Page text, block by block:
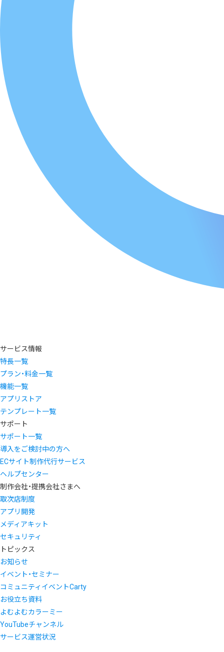
サービス情報
特長一覧
プラン・料金一覧
機能一覧
アプリストア
テンプレート一覧
サポート
サポート一覧
導入をご検討中の方へ
ECサイト制作代行サービス
ヘルプセンター
制作会社・提携会社さまへ
取次店制度
アプリ開発
メディアキット
セキュリティ
トピックス
お知らせ
イベント・セミナー
コミュニティイベントCarty
お役立ち資料
よむよむカラーミー
YouTubeチャンネル
サービス運営状況